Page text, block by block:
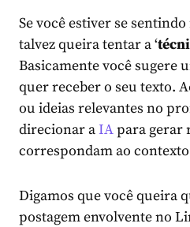
Se você estiver se
talvez queira tentar a ‘
Basicamente você sugere
quer receber o seu texto.
ou ideias relevantes no
direcionar aIApara gerar
correspondam ao
Digamos que você queira
postagem envolvente no